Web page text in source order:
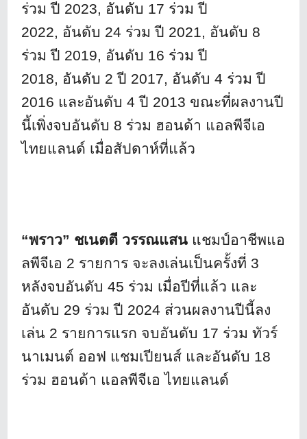
ร่วม ปี 2023, อันดับ 17 ร่วม ปี
2022, อันดับ 24 ร่วม ปี 2021, อันดับ 8
ร่วม ปี 2019, อันดับ 16 ร่วม ปี
2018, อันดับ 2 ปี 2017, อันดับ 4 ร่วม ปี
2016 และอันดับ 4 ปี 2013 ขณะที่ผลงานปี
นี้เพิ่งจบอันดับ 8 ร่วม ฮอนด้า แอลพีจีเอ
ไทยแลนด์ เมื่อสัปดาห์ที่แล้ว
“พราว” ชเนตตี วรรณแสน แชมป์อาชีพแอ
ลพีจีเอ 2 รายการ จะลงเล่นเป็นครั้งที่ 3
หลังจบอันดับ 45 ร่วม เมื่อปีที่แล้ว และ
อันดับ 29 ร่วม ปี 2024 ส่วนผลงานปีนี้ลง
เล่น 2 รายการแรก จบอันดับ 17 ร่วม ทัวร์
นาเมนต์ ออฟ แชมเปียนส์ และอันดับ 18
ร่วม ฮอนด้า แอลพีจีเอ ไทยแลนด์